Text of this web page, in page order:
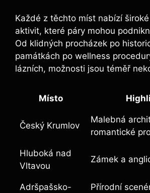
Každé z těchto míst nabízí
aktivit, které páry mohou
Od klidných procházek po
památkách po wellness
lázních, možnosti jsou téměř
Místo
Český Krumlov
Malebná
romantické
Hluboká nad
Vltavou
Zámek a
Adršpašsko-
Přírodní